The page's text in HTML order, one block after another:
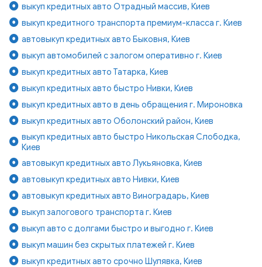
выкуп кредитных авто Отрадный массив, Киев
выкуп кредитного транспорта премиум-класса г. Киев
автовыкуп кредитных авто Быковня, Киев
выкуп автомобилей с залогом оперативно г. Киев
выкуп кредитных авто Татарка, Киев
выкуп кредитных авто быстро Нивки, Киев
выкуп кредитных авто в день обращения г. Мироновка
выкуп кредитных авто Оболонский район, Киев
выкуп кредитных авто быстро Никольская Слободка,
Киев
автовыкуп кредитных авто Лукьяновка, Киев
автовыкуп кредитных авто Нивки, Киев
автовыкуп кредитных авто Виноградарь, Киев
выкуп залогового транспорта г. Киев
выкуп авто с долгами быстро и выгодно г. Киев
выкуп машин без скрытых платежей г. Киев
выкуп кредитных авто срочно Шулявка, Киев